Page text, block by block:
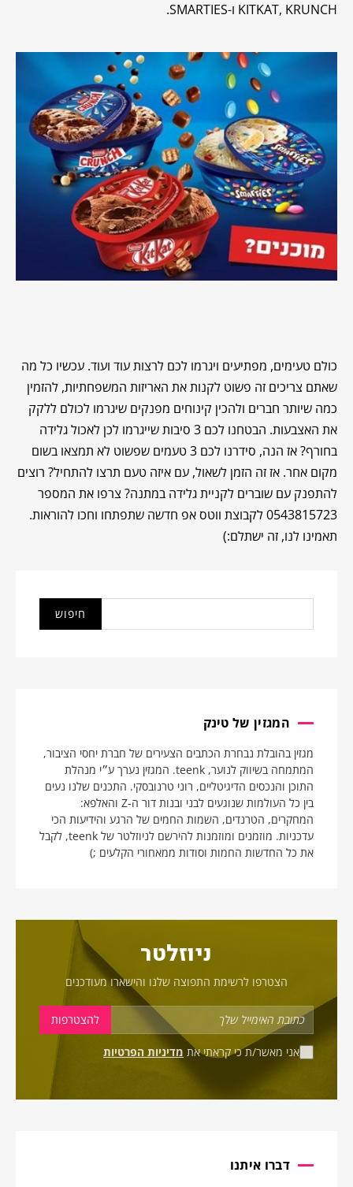
KITKAT, KRUNCH ו-SMARTIES.
כולם טעימים, מפתיעים ויגרמו לכם לרצות עוד ועוד. עכשיו כל מה
שאתם צריכים זה פשוט לקנות את האריזות המשפחתיות, להזמין
כמה שיותר חברים ולהכין קינוחים מפנקים שיגרמו לכולם ללקק
את האצבעות. הבטחנו לכם 3 סיבות שייגרמו לכן לאכול גלידה
בחורף? אז הנה, סידרנו לכם 3 טעמים שפשוט לא תמצאו בשום
מקום אחר. אז זה הזמן לשאול, עם איזה טעם תרצו להתחיל? רוצים
להתפנק עם שוברים לקניית גלידה במתנה? צרפו את המספר
0543815723 לקבוצת ווטס אפ חדשה שתפתחו וחכו להוראות.
תאמינו לנו, זה ישתלם:)
המגזין של טינק
מגזין בהובלת נבחרת הכתבים הצעירים של חברת יחסי הציבור,
המתמחה בשיווק לנוער, teenk. המגזין נערך ע״י מנהלת
התוכן והנכסים הדיגיטליים, רוני טרנובסקי. התכנים שלנו נעים
בין כל העולמות שנוגעים לבני ובנות דור ה-Z והאלפא:
המחקרים, הטרנדים, השמות החמים של הרגע והידיעות הכי
עדכניות. מוזמנים ומוזמנות להירשם לניוזלטר של teenk, לקבל
את כל החדשות החמות וסודות ממאחורי הקלעים ;)
ניוזלטר
הצטרפו לרשימת התפוצה שלנו והישארו מעודכנים
אני מאשר/ת כי קראתי את מדיניות הפרטיות
דברו איתנו